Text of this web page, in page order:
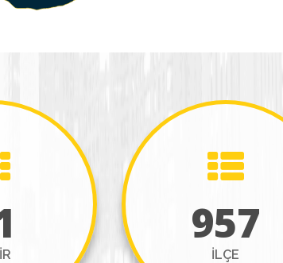
957
ILÇE